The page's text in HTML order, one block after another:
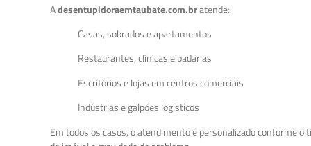
Adesentupidoraemtaubate.com.bratende:
Casas, sobrados e apartamentos
Restaurantes, clínicas e padarias
Escritórios e lojas em centros comerciais
Indústrias e galpões logísticos
Em todos os casos, o atendimento é personalizado conforme o